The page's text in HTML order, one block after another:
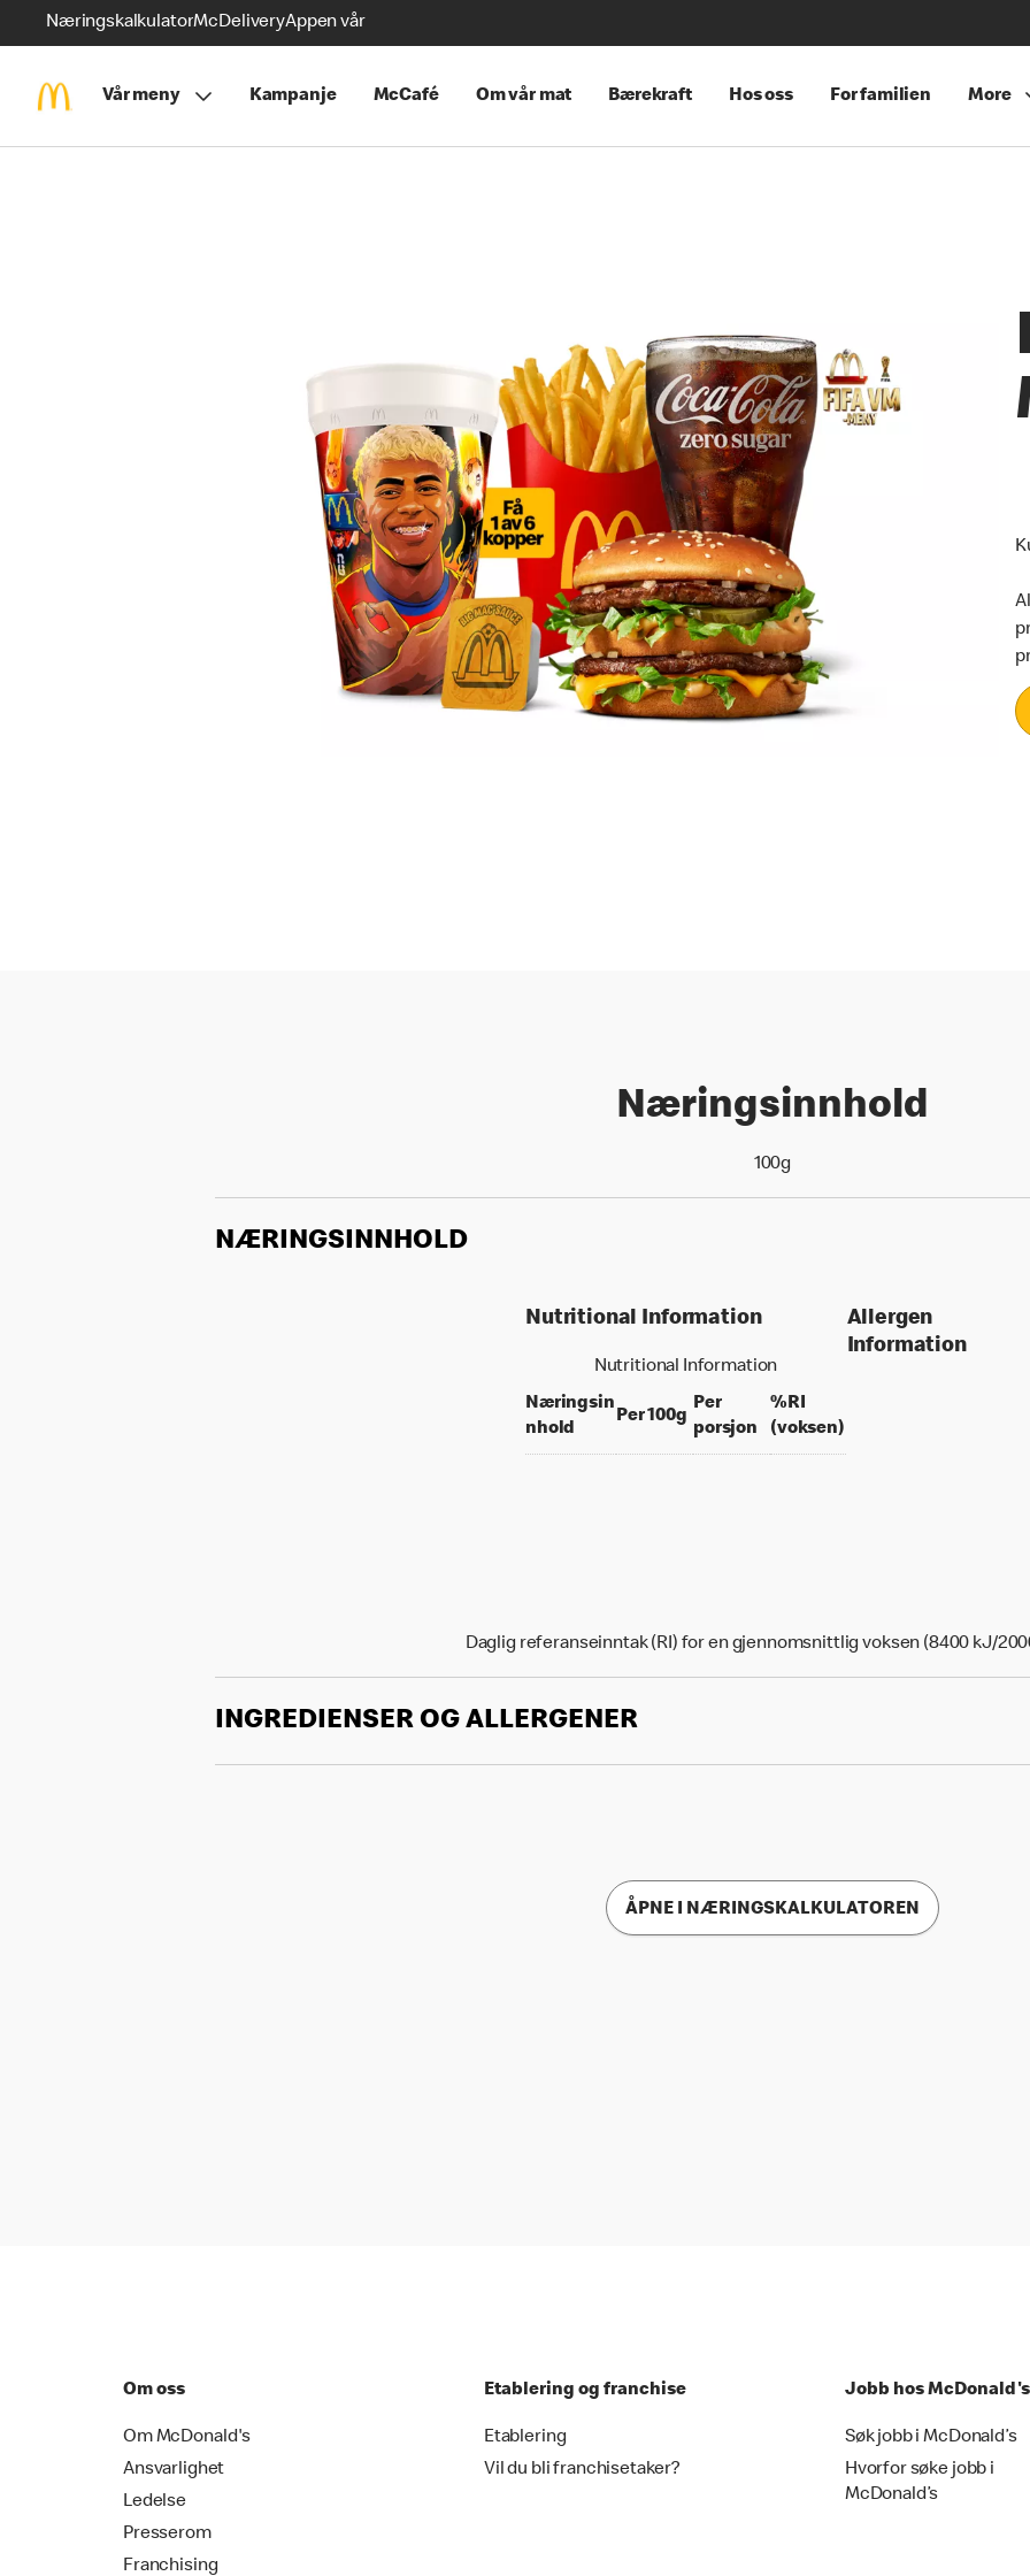
NæringskalkulatorMcDeliveryAppen vår
Vår meny Kampanje McCafé Om vår mat Bærekraft Hos oss For familien More
Næringsinnhold
100g
NÆRINGSINNHOLD
Nutritional Information
Nutritional Information
Næringsin
nhold
Per 100gper 100 grams
Per
porsjonper portion
%RI
(voksen)% daily value for an
Allergen
Information
Daglig referanseinntak (RI) for en gjennomsnittlig voksen (8400 kJ/
INGREDIENSER OG ALLERGENER
ÅPNE I NÆRINGSKALKULATOREN
Om oss
Om McDonald's
Ansvarlighet
Ledelse
Presserom
Franchising
Etablering og franchise
Etablering
Vil du bli franchisetaker?
Jobb hos McDonald's
Søk jobb i McDonald’s
Hvorfor søke jobb i
McDonald’s